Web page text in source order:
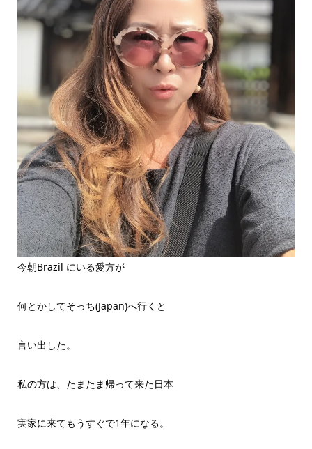
今朝Brazil にいる愛方が
何とかしてそっち(Japan)へ行くと
言い出した。
私の方は、たまたま帰って来た日本
実家に来てもうすぐで1年になる。